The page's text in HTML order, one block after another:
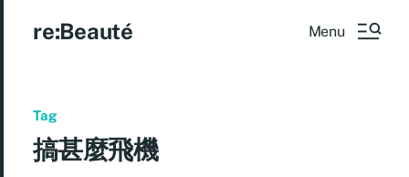
re:Beauté Menu
Tag
搞甚麼飛機